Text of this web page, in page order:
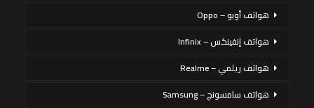
هواتف أوبو – Oppo
هواتف إنفينكس – Infinix
هواتف ريلمي – Realme
هواتف سامسونج – Samsung